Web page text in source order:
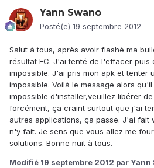
Yann Swano
Posté(e) 19 septembre 2012
Salut à tous, après avoir flashé ma
résultat FC. J'ai tenté de l'effacer puis
impossible. J'ai pris mon apk et tenter
impossible. Voilà le message alors qu'il
impossible d'installer,veuillez libérer de
forcément, ça craint surtout que j'ai
autres applications, ça passe. J'ai fait
n'y fait. Je sens que vous allez me
solutions. Bonne nuit à tous.
Modifié 19 septembre 2012 par Yann